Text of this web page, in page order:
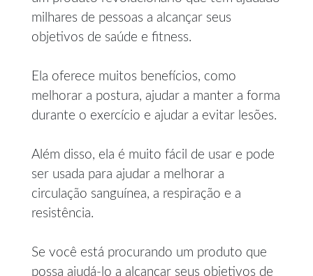
milhares de pessoas a alcançar seus
objetivos de saúde e fitness.
Ela oferece muitos benefícios, como
melhorar a postura, ajudar a manter a forma
durante o exercício e ajudar a evitar lesões.
Além disso, ela é muito fácil de usar e pode
ser usada para ajudar a melhorar a
circulação sanguínea, a respiração e a
resistência.
Se você está procurando um produto que
possa ajudá-lo a alcançar seus objetivos de